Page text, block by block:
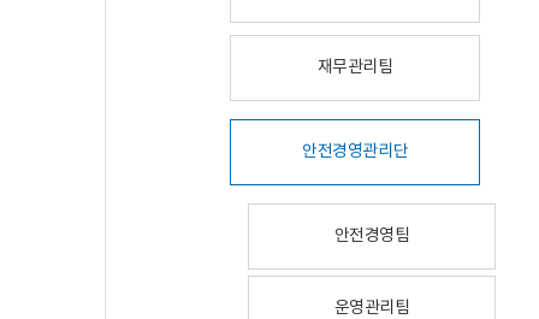
재무관리팀
안전경영관리단
안전경영팀
운영관리팀